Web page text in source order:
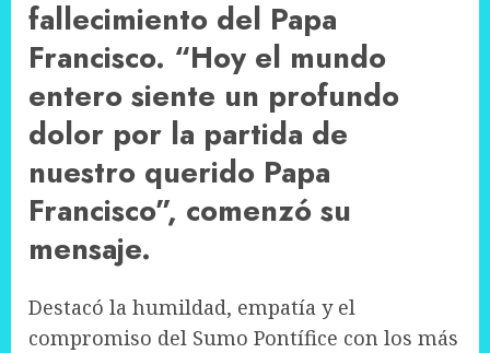
fallecimiento del Papa
Francisco. “Hoy el mundo
entero siente un profundo
dolor por la partida de
nuestro querido Papa
Francisco”, comenzó su
mensaje.
Destacó la humildad, empatía y el
compromiso del Sumo Pontífice con los más